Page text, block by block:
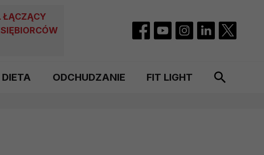
ŁĄCZĄCY
DIETA ODCHUDZANIE FIT LIGHT